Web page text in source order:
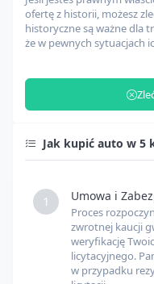
Opłaty celne
ofertę z historii, możesz
historyczne są ważne dla
że w pewnych sytuacjach
Jak kupić auto w 5
1 Umowa i
Proces
zwrotnej kaucji
weryfikację
licytacyjnego.
w przypadku